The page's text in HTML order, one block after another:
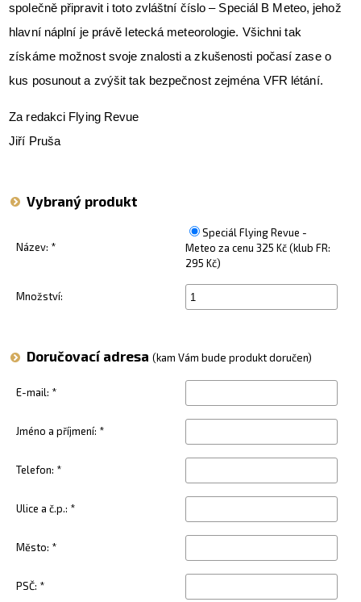
společně připravit i toto zvláštní číslo – Speciál B Meteo, jehož
hlavní náplní je právě letecká meteorologie. Všichni tak
získáme možnost svoje znalosti a zkušenosti počasí zase o
kus posunout a zvýšit tak bezpečnost zejména VFR létání.
Za redakci Flying Revue
Jiří Pruša
Vybraný produkt
Název: *
Speciál Flying Revue -
Meteo za cenu325 Kč(klub FR:
295 Kč)
Množství:
Doručovací adresa(kam Vám bude produkt doručen)
E-mail: *
Jméno a příjmení: *
Telefon: *
Ulice a č.p.: *
Město: *
PSČ: *